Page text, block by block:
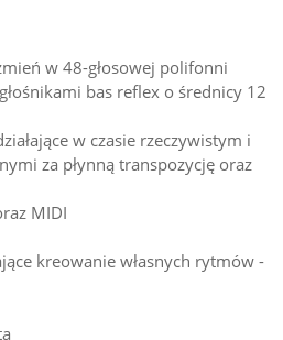
w 48-głosowej polifonni
bas reflex o średnicy 12
w czasie rzeczywistym i
za płynną transpozycję oraz
MIDI
kreowanie własnych rytmów -